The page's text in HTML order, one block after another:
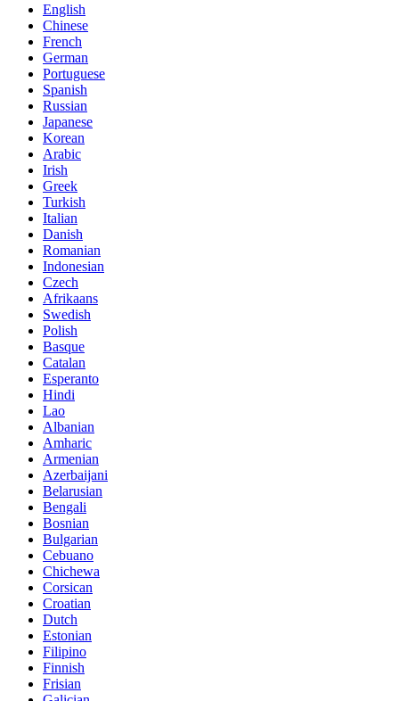
English
Chinese
French
German
Portuguese
Spanish
Russian
Japanese
Korean
Arabic
Irish
Greek
Turkish
Italian
Danish
Romanian
Indonesian
Czech
Afrikaans
Swedish
Polish
Basque
Catalan
Esperanto
Hindi
Lao
Albanian
Amharic
Armenian
Azerbaijani
Belarusian
Bengali
Bosnian
Bulgarian
Cebuano
Chichewa
Corsican
Croatian
Dutch
Estonian
Filipino
Finnish
Frisian